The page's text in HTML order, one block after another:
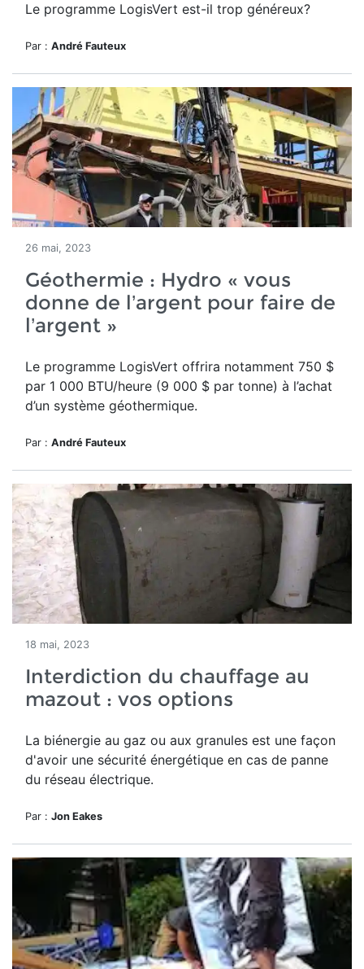
Le programme LogisVert est-il trop généreux?
Par : André Fauteux
26 mai, 2023
Géothermie : Hydro « vous
donne de l’argent pour faire de
l’argent »
Le programme LogisVert offrira notamment 750 $
par 1 000 BTU/heure (9 000 $ par tonne) à l’achat
d’un système géothermique.
Par : André Fauteux
18 mai, 2023
Interdiction du chauffage au
mazout : vos options
La biénergie au gaz ou aux granules est une façon
d'avoir une sécurité énergétique en cas de panne
du réseau électrique.
Par : Jon Eakes